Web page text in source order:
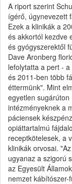
A riport szerint
ígérő, úgynevezett
Ezek a klinikák a
és akkortól kezdve
és gyógyszerektől
Dave Aronberg
lefolytatta a pert -
és 2011-ben több
éttermünk". Mint
egyetlen
intézményeknek a
páciensek
opiáttartalmú
receptkötelesek, a
klinikák orvosai.
ugyanaz a szigorú
az Egyesült
nemzet